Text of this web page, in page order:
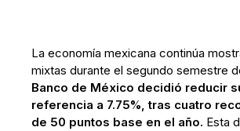
La economía mexicana continúa
mixtas durante el segundo semestre
Banco de México decidió reducir
referencia a 7.75%, tras cuatro
de 50 puntos base en el año. Esta